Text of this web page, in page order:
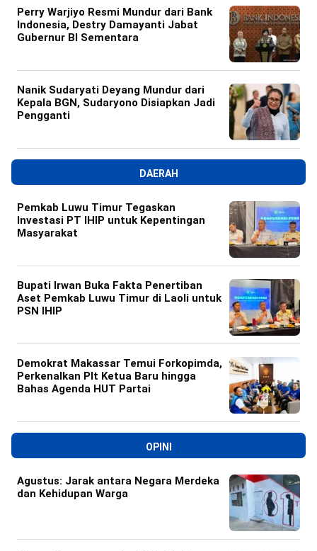
Perry Warjiyo Resmi Mundur dari Bank
Indonesia, Destry Damayanti Jabat
Gubernur BI Sementara
Nanik Sudaryati Deyang Mundur dari
Kepala BGN, Sudaryono Disiapkan Jadi
Pengganti
DAERAH
Pemkab Luwu Timur Tegaskan
Investasi PT IHIP untuk Kepentingan
Masyarakat
Bupati Irwan Buka Fakta Penertiban
Aset Pemkab Luwu Timur di Laoli untuk
PSN IHIP
Demokrat Makassar Temui Forkopimda,
Perkenalkan Plt Ketua Baru hingga
Bahas Agenda HUT Partai
OPINI
Agustus: Jarak antara Negara Merdeka
dan Kehidupan Warga